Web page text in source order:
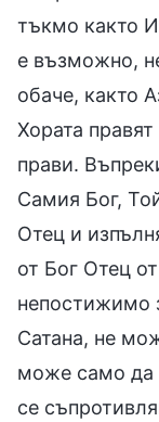
тъкмо както
е възможно,
обаче, както
Хората
прави.
Самия Бог,
Отец и
от Бог Отец
непостижимо
Сатана, не
може само да
се